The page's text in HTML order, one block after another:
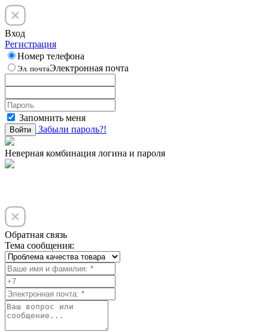
Вход
Регистрация
Номер телефона
Эл. почтаЭлектронная почта
Запомнить меня
Войти Забыли пароль?!
Неверная комбинация логина и пароля
Обратная связь
Тема сообщения: